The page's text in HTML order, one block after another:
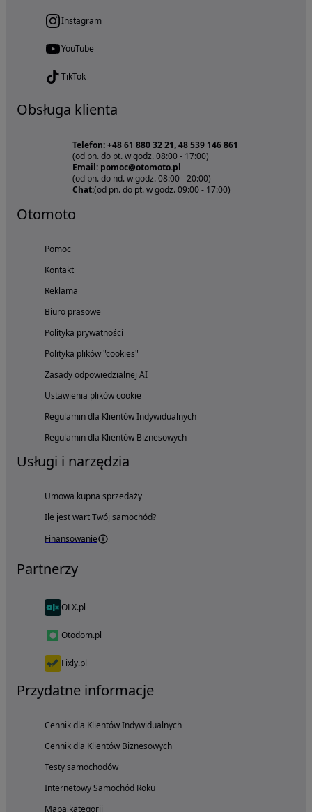
Instagram
YouTube
TikTok
Obsługa klienta
Telefon: +48 61 880 32 21, 48 539 146 861
(od pn. do pt. w godz. 08:00 - 17:00)
Email: pomoc@otomoto.pl
(od pn. do nd. w godz. 08:00 - 20:00)
Chat:(od pn. do pt. w godz. 09:00 - 17:00)
Otomoto
Pomoc
Kontakt
Reklama
Biuro prasowe
Polityka prywatności
Polityka plików "cookies"
Zasady odpowiedzialnej AI
Ustawienia plików cookie
Regulamin dla Klientów Indywidualnych
Regulamin dla Klientów Biznesowych
Usługi i narzędzia
Umowa kupna sprzedaży
Ile jest wart Twój samochód?
Finansowanie
Partnerzy
OLX.pl
Otodom.pl
Fixly.pl
Przydatne informacje
Cennik dla Klientów Indywidualnych
Cennik dla Klientów Biznesowych
Testy samochodów
Internetowy Samochód Roku
Mapa kategorii